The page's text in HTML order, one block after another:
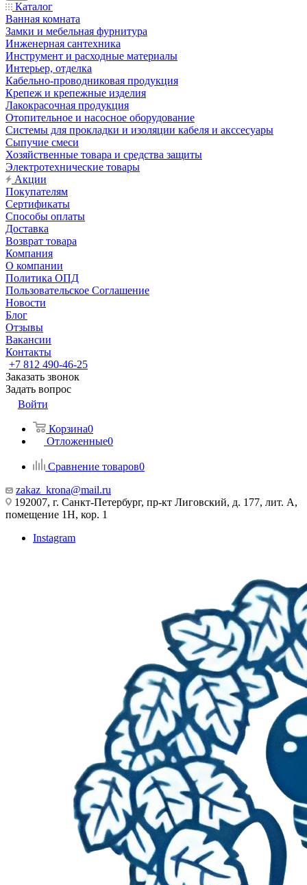
Каталог
Ванная комната
Замки и мебельная фурнитура
Инженерная сантехника
Инструмент и расходные материалы
Интерьер, отделка
Кабельно-проводниковая продукция
Крепеж и крепежные изделия
Лакокрасочная продукция
Отопительное и насосное оборудование
Системы для прокладки и изоляции кабеля и акссесуары
Сыпучие смеси
Хозяйственные товара и средства защиты
Электротехнические товары
Акции
Покупателям
Сертификаты
Способы оплаты
Доставка
Возврат товара
Компания
О компании
Политика ОПД
Пользовательское Соглашение
Новости
Блог
Отзывы
Вакансии
Контакты
+7 812 490-46-25
Заказать звонок
Задать вопрос
Войти
Корзина0
Отложенные0
Сравнение товаров0
zakaz_krona@mail.ru
192007, г. Санкт-Петербург, пр-кт Лиговский, д. 177, лит. А,
помещение 1Н, кор. 1
Instagram